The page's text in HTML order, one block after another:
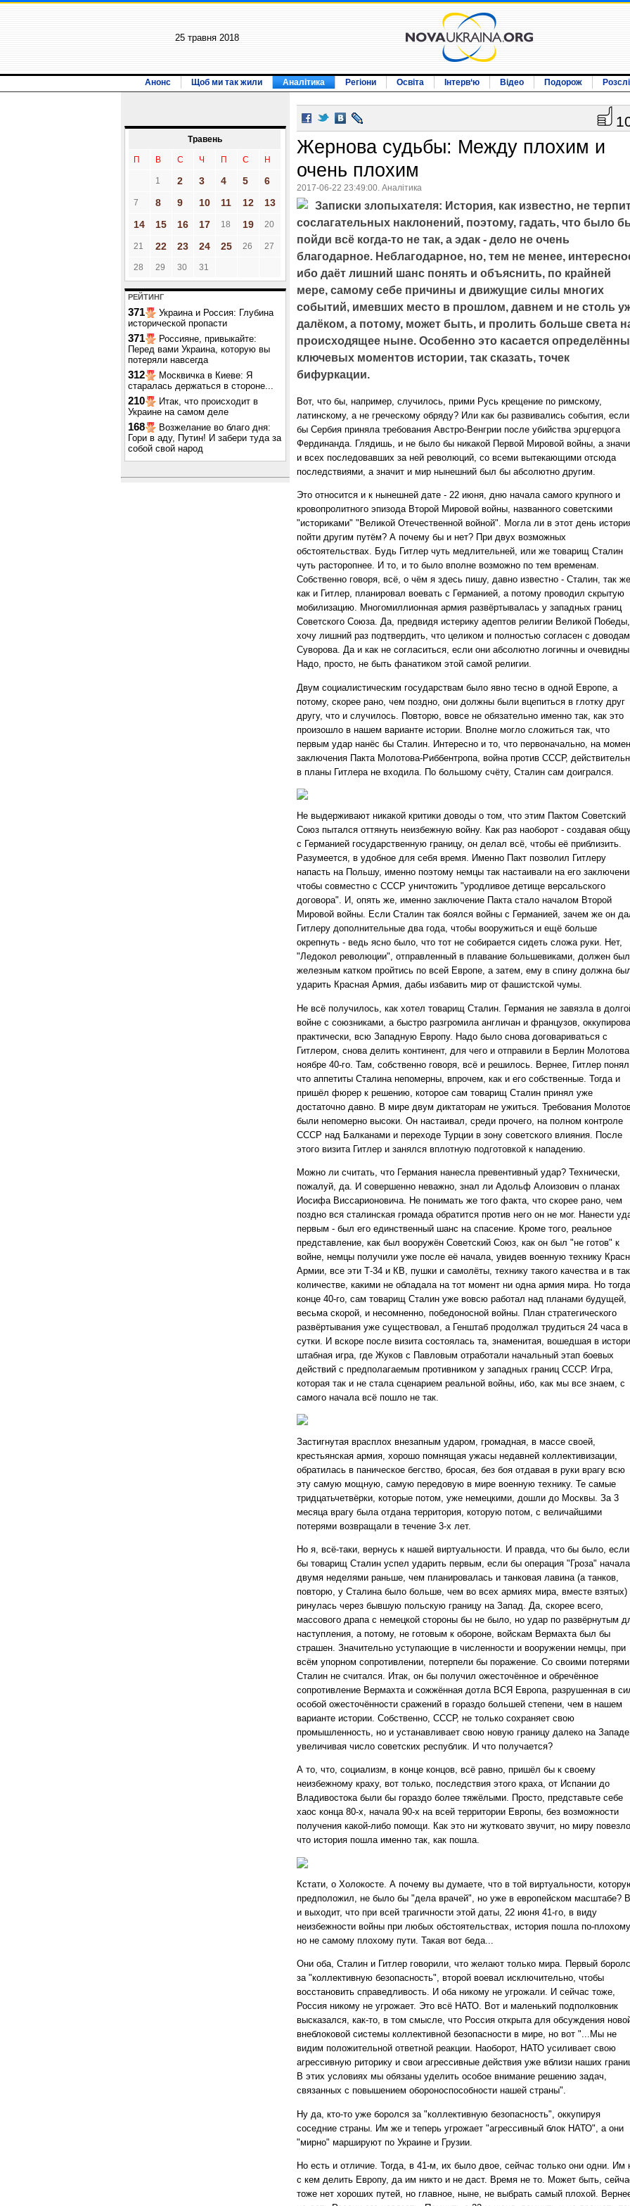
25 травня 2018
Анонс Щоб ми так жили Аналітика Регіони Освіта Інтерв‘ю Відео Подорож
Травень
П В С Ч П С Н
1 2 3 4 5 6
7 8 9 10 11 12
13
14
15 16 17 18 19 20
21 22 23 24 25 26 27
28 29 30 31
РЕЙТИНГ
371
Украина и Россия: Глубина
исторической пропасти
371
Россияне, привыкайте:
Перед вами Украина, которую вы
потеряли навсегда
312
Москвичка в Киеве: Я
старалась держаться в стороне...
210
Итак, что происходит в
Украине на самом деле
168
Возжелание во благо дня:
Гори в аду, Путин! И забери туда за
собой свой народ
Жернова судьбы: Между плохим и
очень плохим
2017-06-22 23:49:00. Аналітика
Записки злопыхателя: История, как известно, не
сослагательных наклонений, поэтому, гадать, что было
пойди всё когда-то не так, а эдак - дело не очень
благодарное. Неблагодарное, но, тем не менее,
ибо даёт лишний шанс понять и объяснить, по крайней
мере, самому себе причины и движущие силы многих
событий, имевших место в прошлом, давнем и не столь
далёком, а потому, может быть, и пролить больше света
происходящее ныне. Особенно это касается
ключевых моментов истории, так сказать, точек
бифуркации.
Вот, что бы, например, случилось, прими Русь крещение по римскому,
латинскому, а не греческому обряду? Или как бы развивались события, если
бы Сербия приняла требования Австро-Венгрии после убийства эрцгерцога
Фердинанда. Глядишь, и не было бы никакой Первой Мировой войны, а
и всех последовавших за ней революций, со всеми вытекающими отсюда
последствиями, а значит и мир нынешний был бы абсолютно другим.
Это относится и к нынешней дате - 22 июня, дню начала самого крупного и
кровопролитного эпизода Второй Мировой войны, названного советскими
"историками" "Великой Отечественной войной". Могла ли в этот день
пойти другим путём? А почему бы и нет? При двух возможных
обстоятельствах. Будь Гитлер чуть медлительней, или же товарищ Сталин
чуть расторопнее. И то, и то было вполне возможно по тем временам.
Собственно говоря, всё, о чём я здесь пишу, давно известно - Сталин, так
как и Гитлер, планировал воевать с Германией, а потому проводил скрытую
мобилизацию. Многомиллионная армия развёртывалась у западных границ
Советского Союза. Да, предвидя истерику адептов религии Великой Победы,
хочу лишний раз подтвердить, что целиком и полностью согласен с
Суворова. Да и как не согласиться, если они абсолютно логичны и
Надо, просто, не быть фанатиком этой самой религии.
Двум социалистическим государствам было явно тесно в одной Европе, а
потому, скорее рано, чем поздно, они должны были вцепиться в глотку друг
другу, что и случилось. Повторю, вовсе не обязательно именно так, как это
произошло в нашем варианте истории. Вполне могло сложиться так, что
первым удар нанёс бы Сталин. Интересно и то, что первоначально, на
заключения Пакта Молотова-Риббентропа, война против СССР,
в планы Гитлера не входила. По большому счёту, Сталин сам доигрался.
Не выдерживают никакой критики доводы о том, что этим Пактом Советский
Союз пытался оттянуть неизбежную войну. Как раз наоборот - создавая
с Германией государственную границу, он делал всё, чтобы её приблизить.
Разумеется, в удобное для себя время. Именно Пакт позволил Гитлеру
напасть на Польшу, именно поэтому немцы так настаивали на его
чтобы совместно с СССР уничтожить "уродливое детище версальского
договора". И, опять же, именно заключение Пакта стало началом Второй
Мировой войны. Если Сталин так боялся войны с Германией, зачем же он
Гитлеру дополнительные два года, чтобы вооружиться и ещё больше
окрепнуть - ведь ясно было, что тот не собирается сидеть сложа руки. Нет,
"Ледокол революции", отправленный в плавание большевиками, должен был
железным катком пройтись по всей Европе, а затем, ему в спину должна
ударить Красная Армия, дабы избавить мир от фашистской чумы.
Не всё получилось, как хотел товарищ Сталин. Германия не завязла в
войне с союзниками, а быстро разгромила англичан и французов,
практически, всю Западную Европу. Надо было снова договариваться с
Гитлером, снова делить континент, для чего и отправили в Берлин
ноябре 40-го. Там, собственно говоря, всё и решилось. Вернее, Гитлер понял,
что аппетиты Сталина непомерны, впрочем, как и его собственные. Тогда и
пришёл фюрер к решению, которое сам товарищ Сталин принял уже
достаточно давно. В мире двум диктаторам не ужиться. Требования
были непомерно высоки. Он настаивал, среди прочего, на полном контроле
СССР над Балканами и переходе Турции в зону советского влияния. После
этого визита Гитлер и занялся вплотную подготовкой к нападению.
Можно ли считать, что Германия нанесла превентивный удар? Технически,
пожалуй, да. И совершенно неважно, знал ли Адольф Алоизович о планах
Иосифа Виссарионовича. Не понимать же того факта, что скорее рано, чем
поздно вся сталинская громада обратится против него он не мог. Нанести
первым - был его единственный шанс на спасение. Кроме того, реальное
представление, как был вооружён Советский Союз, как он был "не готов" к
войне, немцы получили уже после её начала, увидев военную технику
Армии, все эти Т-34 и КВ, пушки и самолёты, технику такого качества и в
количестве, какими не обладала на тот момент ни одна армия мира. Но
конце 40-го, сам товарищ Сталин уже вовсю работал над планами будущей,
весьма скорой, и несомненно, победоносной войны. План стратегического
развёртывания уже существовал, а Генштаб продолжал трудиться 24 часа в
сутки. И вскоре после визита состоялась та, знаменитая, вошедшая в
штабная игра, где Жуков с Павловым отработали начальный этап боевых
действий с предполагаемым противником у западных границ СССР. Игра,
которая так и не стала сценарием реальной войны, ибо, как мы все знаем, с
самого начала всё пошло не так.
Застигнутая врасплох внезапным ударом, громадная, в массе своей,
крестьянская армия, хорошо помнящая ужасы недавней коллективизации,
обратилась в паническое бегство, бросая, без боя отдавая в руки врагу всю
эту самую мощную, самую передовую в мире военную технику. Те самые
тридцатьчетвёрки, которые потом, уже немецкими, дошли до Москвы. За 3
месяца врагу была отдана территория, которую потом, с величайшими
потерями возвращали в течение 3-х лет.
Но я, всё-таки, вернусь к нашей виртуальности. И правда, что бы было, если
бы товарищ Сталин успел ударить первым, если бы операция "Гроза"
двумя неделями раньше, чем планировалась и танковая лавина (а танков,
повторю, у Сталина было больше, чем во всех армиях мира, вместе взятых)
ринулась через бывшую польскую границу на Запад. Да, скорее всего,
массового драпа с немецкой стороны бы не было, но удар по развёрнутым
наступления, а потому, не готовым к обороне, войскам Вермахта был бы
страшен. Значительно уступающие в численности и вооружении немцы, при
всём упорном сопротивлении, потерпели бы поражение. Со своими потерями
Сталин не считался. Итак, он бы получил ожесточённое и обречённое
сопротивление Вермахта и сожжённая дотла ВСЯ Европа, разрушенная в
особой ожесточённости сражений в гораздо большей степени, чем в нашем
варианте истории. Собственно, СССР, не только сохраняет свою
промышленность, но и устанавливает свою новую границу далеко на Западе,
увеличивая число советских республик. И что получается?
А то, что, социализм, в конце концов, всё равно, пришёл бы к своему
неизбежному краху, вот только, последствия этого краха, от Испании до
Владивостока были бы гораздо более тяжёлыми. Просто, представьте себе
хаос конца 80-х, начала 90-х на всей территории Европы, без возможности
получения какой-либо помощи. Как это ни жутковато звучит, но миру
что история пошла именно так, как пошла.
Кстати, о Холокосте. А почему вы думаете, что в той виртуальности,
предположил, не было бы "дела врачей", но уже в европейском масштабе?
и выходит, что при всей трагичности этой даты, 22 июня 41-го, в виду
неизбежности войны при любых обстоятельствах, история пошла по-плохому,
но не самому плохому пути. Такая вот беда...
Они оба, Сталин и Гитлер говорили, что желают только мира. Первый
за "коллективную безопасность", второй воевал исключительно, чтобы
восстановить справедливость. И оба никому не угрожали. И сейчас тоже,
Россия никому не угрожает. Это всё НАТО. Вот и маленький подполковник
высказался, как-то, в том смысле, что Россия открыта для обсуждения
внеблоковой системы коллективной безопасности в мире, но вот "...Мы не
видим положительной ответной реакции. Наоборот, НАТО усиливает свою
агрессивную риторику и свои агрессивные действия уже вблизи наших
В этих условиях мы обязаны уделить особое внимание решению задач,
связанных с повышением обороноспособности нашей страны".
Ну да, кто-то уже боролся за "коллективную безопасность", оккупируя
соседние страны. Им же и теперь угрожает "агрессивный блок НАТО", а они
"мирно" маршируют по Украине и Грузии.
Но есть и отличие. Тогда, в 41-м, их было двое, сейчас только они одни. Им
с кем делить Европу, да им никто и не даст. Время не то. Может быть,
тоже нет хороших путей, но главное, ныне, не выбрать самый плохой.